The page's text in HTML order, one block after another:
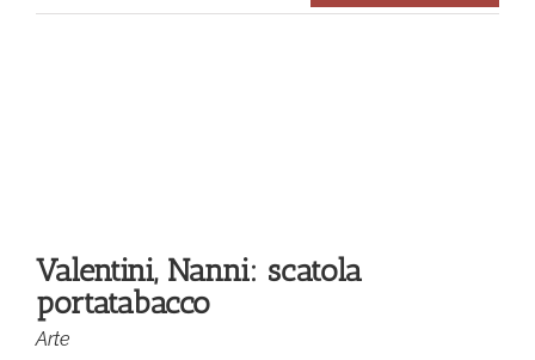
Valentini, Nanni: scatola
portatabacco
Arte